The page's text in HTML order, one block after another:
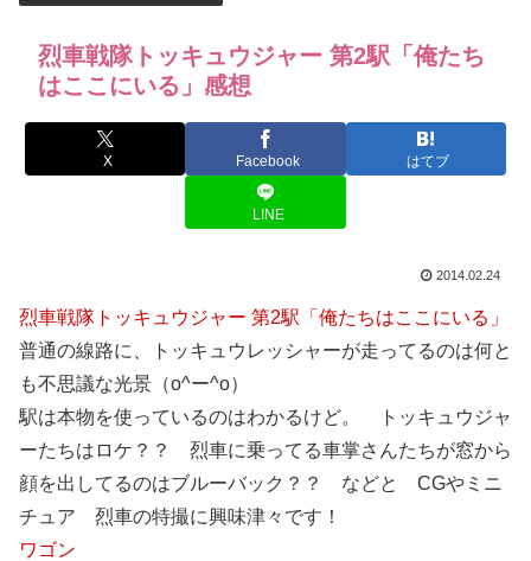
烈車戦隊トッキュウジャー 第2駅「俺たち
はここにいる」感想
X Facebook はてブ
LINE
2014.02.24
烈車戦隊トッキュウジャー 第2駅「俺たちはここにいる」
普通の線路に、トッキュウレッシャーが走ってるのは何と
も不思議な光景（o^ー^o）
駅は本物を使っているのはわかるけど。 トッキュウジャ
ーたちはロケ？？ 烈車に乗ってる車掌さんたちが窓から
顔を出してるのはブルーバック？？ などと CGやミニ
チュア 烈車の特撮に興味津々です！
ワゴン